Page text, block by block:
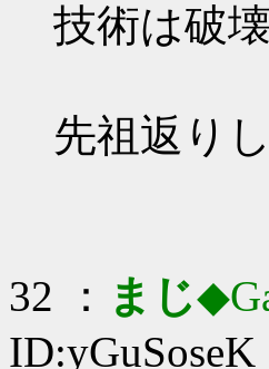
技術は破
先祖返り
32 ： まじ
ID:yGuSoseK